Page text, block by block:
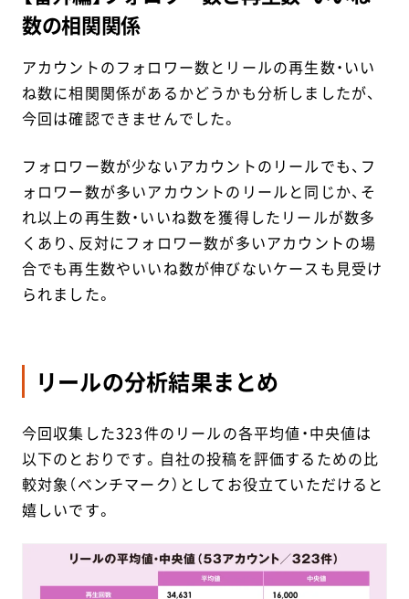
数の相関関係
アカウントのフォロワー数とリールの再生数・いい
ね数に相関関係があるかどうかも分析しましたが、
今回は確認できませんでした。
フォロワー数が少ないアカウントのリールでも、フ
ォロワー数が多いアカウントのリールと同じか、そ
れ以上の再生数・いいね数を獲得したリールが数多
くあり、反対にフォロワー数が多いアカウントの場
合でも再生数やいいね数が伸びないケースも見受け
られました。
リールの分析結果まとめ
今回収集した323件のリールの各平均値・中央値は
以下のとおりです。自社の投稿を評価するための比
較対象（ベンチマーク）としてお役立ていただけると
嬉しいです。